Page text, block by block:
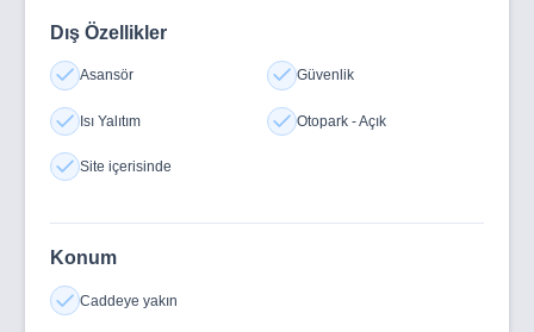
Dış Özellikler
Asansör Güvenlik
Isı Yalıtım Otopark - Açık
Site içerisinde
Konum
Caddeye yakın